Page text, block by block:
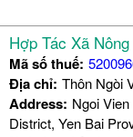
Hợp Tác Xã
Mã số thuế:
Địa chỉ: Thôn Ngòi
Address: Ngoi
District, Yen Bai